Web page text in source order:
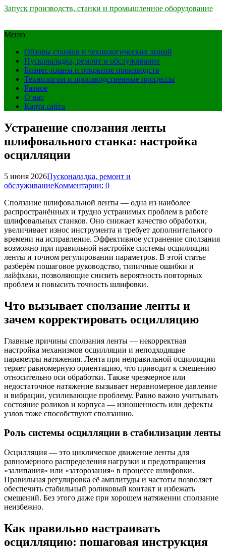
Запуск производств, станки и промышленное оборудование
Меню
Обзоры станков и технологических линий
Пусконаладка, ремонт и обслуживание
Бизнес-планы и открытие производств
Технологии и производственные процессы
Разное
О нас
Карта сайта
Устранение сползания ленты
шлифовального станка: настройка
осцилляции
5 июня 2026Пусконаладка, ремонт и
обслуживаниеКомментарии: 0
Сползание шлифовальной ленты — одна из наиболее
распространённых и трудно устранимых проблем в работе
шлифовальных станков. Оно снижает качество обработки,
увеличивает износ инструмента и требует дополнительного
времени на исправление. Эффективное устранение сползания
возможно при правильной настройке системы осцилляции
ленты и точном регулировании параметров. В этой статье
разберём пошаговое руководство, типичные ошибки и
лайфхаки, позволяющие снизить вероятность повторных
проблем и повысить точность шлифовки.
Что вызывает сползание ленты и
зачем корректировать осцилляцию
Главные причины сползания ленты — некорректная
настройка механизмов осцилляции и неподходящие
параметры натяжения. Лента при неправильной осцилляции
теряет равномерную ориентацию, что приводит к смещению
относительно оси обработки. Также чрезмерное или
недостаточное натяжение вызывает неравномерное давление
и вибрации, усиливающие проблему. Равно важно учитывать
состояние роликов и корпуса — изношенность или дефекты
узлов тоже способствуют сползанию.
Роль системы осцилляции в стабилизации ленты
Осцилляция — это циклическое движение ленты для
равномерного распределения нагрузки и предотвращения
«залипания» или «заторозания» в процессе шлифовки.
Правильная регулировка её амплитуды и частоты позволяет
обеспечить стабильный роликовый контакт и избежать
смещений. Без этого даже при хорошем натяжении сползание
неизбежно.
Как правильно настраивать
осцилляцию: пошаговая инструкция